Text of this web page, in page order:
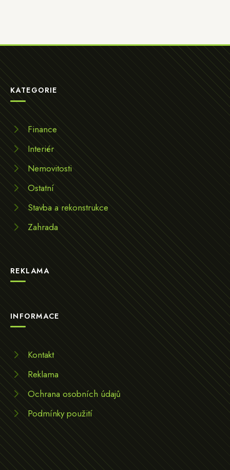
KATEGORIE
Finance
Interiér
Nemovitosti
Ostatní
Stavba a rekonstrukce
Zahrada
REKLAMA
INFORMACE
Kontakt
Reklama
Ochrana osobních údajů
Podmínky použití